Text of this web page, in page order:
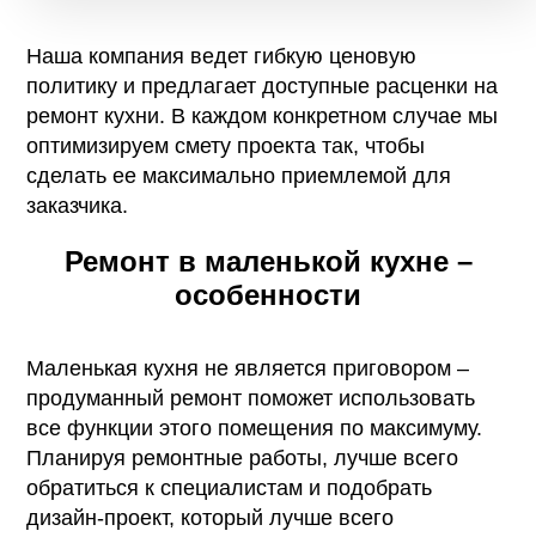
Наша компания ведет гибкую ценовую
политику и предлагает доступные расценки на
ремонт кухни. В каждом конкретном случае мы
оптимизируем смету проекта так, чтобы
сделать ее максимально приемлемой для
заказчика.
Ремонт в маленькой кухне –
особенности
Маленькая кухня не является приговором –
продуманный ремонт поможет использовать
все функции этого помещения по максимуму.
Планируя ремонтные работы, лучше всего
обратиться к специалистам и подобрать
дизайн-проект, который лучше всего